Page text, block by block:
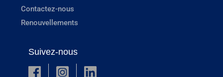
Contactez-nous
Renouvellements
Suivez-nous